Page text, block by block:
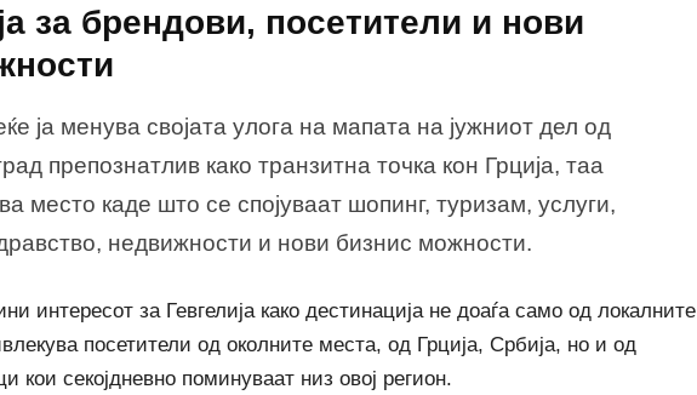
за брендови, посетители и нови
ја менува својата улога на мапата на јужниот дел од
препознатлив како транзитна точка кон Грција, таа
место каде што се спојуваат шопинг, туризам, услуги,
недвижности и нови бизнис можности.
интересот за Гевгелија како дестинација не доаѓа само од локалните
посетители од околните места, од Грција, Србија, но и од
кои секојдневно поминуваат низ овој регион.